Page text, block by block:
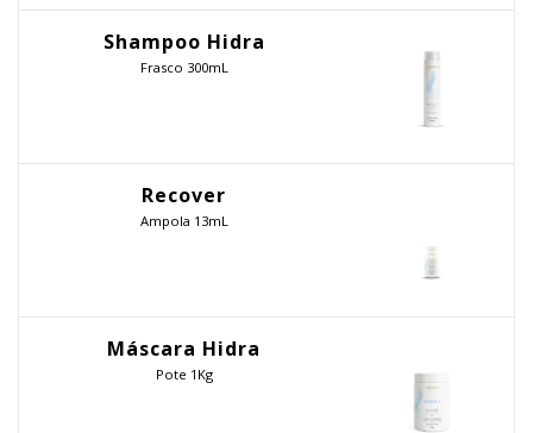
Shampoo Hidra
Frasco 300mL
Recover
Ampola 13mL
Máscara Hidra
Pote 1Kg